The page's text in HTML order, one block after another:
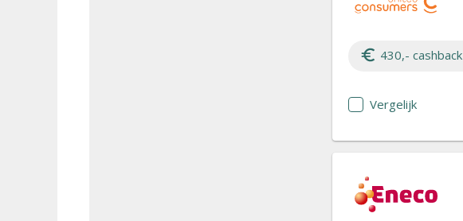
430,- cashback
Vergelijk